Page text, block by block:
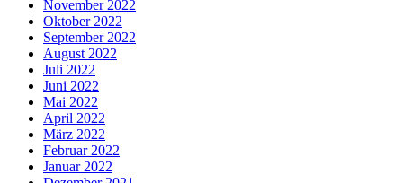
November 2022
Oktober 2022
September 2022
August 2022
Juli 2022
Juni 2022
Mai 2022
April 2022
März 2022
Februar 2022
Januar 2022